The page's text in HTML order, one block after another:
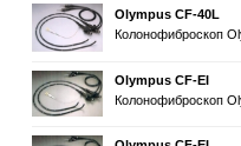
Olympus CF-40L
Колонофиброскоп
Olympus CF-EI
Колонофиброскоп